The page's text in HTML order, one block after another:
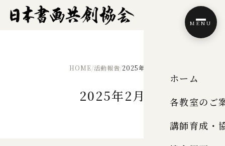
MENU
ホーム
各教室のご
講師育成・
HOME/活動報告/2025年2月
2025年2月